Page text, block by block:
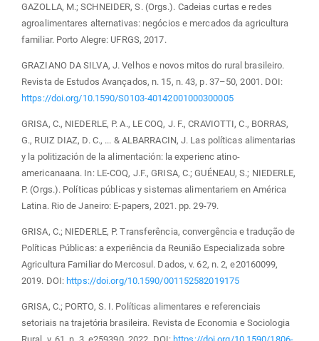
GAZOLLA, M.; SCHNEIDER, S. (Orgs.). Cadeias curtas e redes
agroalimentares alternativas: negócios e mercados da agricultura
familiar. Porto Alegre: UFRGS, 2017.
GRAZIANO DA SILVA, J. Velhos e novos mitos do rural brasileiro.
Revista de Estudos Avançados, n. 15, n. 43, p. 37–50, 2001. DOI:
https://doi.org/10.1590/S0103-40142001000300005
GRISA, C., NIEDERLE, P. A., LE COQ, J. F., CRAVIOTTI, C., BORRAS,
G., RUIZ DIAZ, D. C., ... & ALBARRACIN, J. Las políticas alimentarias
y la politización de la alimentación: la experienc atino-
americanaana. In: LE-COQ, J.F., GRISA, C.; GUÉNEAU, S.; NIEDERLE,
P. (Orgs.). Políticas públicas y sistemas alimentariem en América
Latina. Rio de Janeiro: E-papers, 2021. pp. 29-79.
GRISA, C.; NIEDERLE, P. Transferência, convergência e tradução de
Políticas Públicas: a experiência da Reunião Especializada sobre
Agricultura Familiar do Mercosul. Dados, v. 62, n. 2, e20160099,
2019. DOI:https://doi.org/10.1590/001152582019175
GRISA, C.; PORTO, S. I. Políticas alimentares e referenciais
setoriais na trajetória brasileira. Revista de Economia e Sociologia